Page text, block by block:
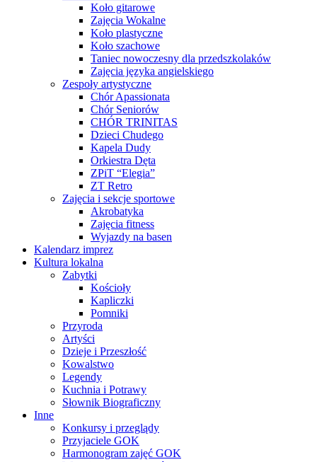
Koło gitarowe
Zajęcia Wokalne
Koło plastyczne
Koło szachowe
Taniec nowoczesny dla przedszkolaków
Zajęcia języka angielskiego
Zespoły artystyczne
Chór Apassionata
Chór Seniorów
CHÓR TRINITAS
Dzieci Chudego
Kapela Dudy
Orkiestra Dęta
ZPiT “Elegia”
ZT Retro
Zajęcia i sekcje sportowe
Akrobatyka
Zajęcia fitness
Wyjazdy na basen
Kalendarz imprez
Kultura lokalna
Zabytki
Kościoły
Kapliczki
Pomniki
Przyroda
Artyści
Dzieje i Przeszłość
Kowalstwo
Legendy
Kuchnia i Potrawy
Słownik Biograficzny
Inne
Konkursy i przeglądy
Przyjaciele GOK
Harmonogram zajęć GOK